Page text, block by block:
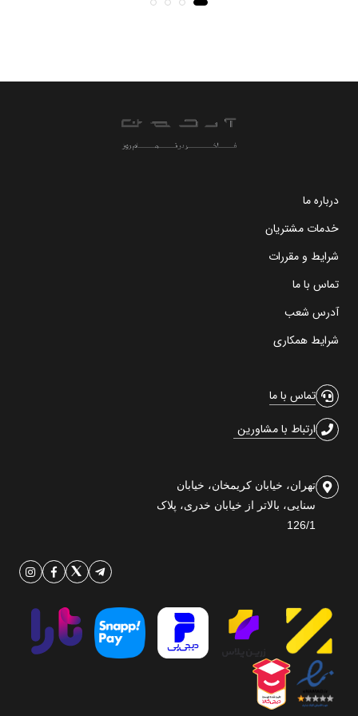
درباره ما
خدمات مشتریان
شرایط و مقررات
تماس با ما
آدرس شعب
شرایط همکاری
تماس با ما
ارتباط با مشاورین
تهران، خیابان کریمخان، خیابان
سنایی، بالاتر از خیابان خدری، پلاک
126/1